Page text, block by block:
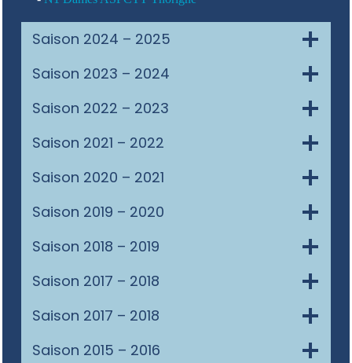
Saison 2024 – 2025
Saison 2023 – 2024
Saison 2022 – 2023
Saison 2021 – 2022
Saison 2020 – 2021
Saison 2019 – 2020
Saison 2018 – 2019
Saison 2017 – 2018
Saison 2017 – 2018
Saison 2015 – 2016